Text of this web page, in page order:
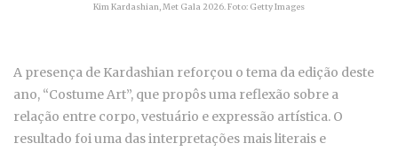
Kim Kardashian, Met Gala 2026. Foto: Getty Images
A presença de Kardashian reforçou o tema da edição deste
ano, “Costume Art”, que propôs uma reflexão sobre a
relação entre corpo, vestuário e expressão artística. O
resultado foi uma das interpretações mais literais e